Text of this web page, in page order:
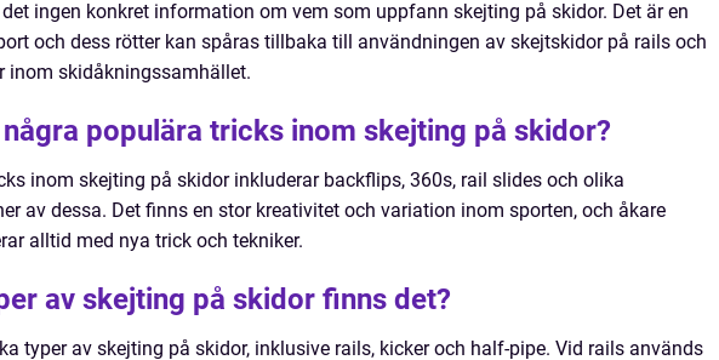
ingen konkret information om vem som uppfann skejting på skidor. Det är en
och dess rötter kan spåras tillbaka till användningen av skejtskidor på rails och
inom skidåkningssamhället.
populära tricks inom skejting på skidor?
inom skejting på skidor inkluderar backflips, 360s, rail slides och olika
av dessa. Det finns en stor kreativitet och variation inom sporten, och åkare
alltid med nya trick och tekniker.
av skejting på skidor finns det?
typer av skejting på skidor, inklusive rails, kicker och half-pipe. Vid rails används